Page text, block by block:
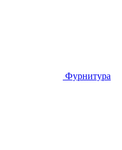
Фурнитура